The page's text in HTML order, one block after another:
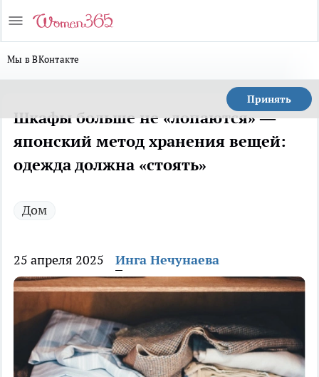
Мы в ВКонтакте
Принять
Шкафы больше не «лопаются» —
японский метод хранения вещей:
одежда должна «стоять»
Дом
25 апреля 2025 Инга Нечунаева